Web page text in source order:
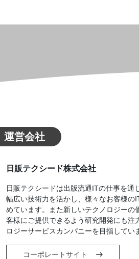
運営会社
日販テクシード株式会社
日販テクシードは出版流通ITの仕事を通
幅広い技術力を活かし、様々なお客様の
めています。また新しいテクノロジーの
客様にご提供できるよう研究開発にも注
ロジーサービスカンパニーを目指してい
コーポレートサイト